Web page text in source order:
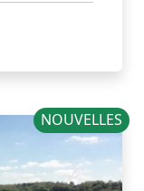
NOUVELLES